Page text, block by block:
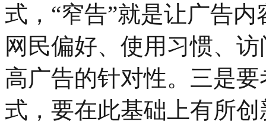
式，“窄告”就是让广告
网民偏好、使用习惯、
高广告的针对性。三是
式，要在此基础上有所